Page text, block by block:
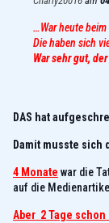
…War heute
Die haben sich
War sehr gut,
DAS hat
Damit musste sich
4 Monate war die
auf die
Aber 2 Tage